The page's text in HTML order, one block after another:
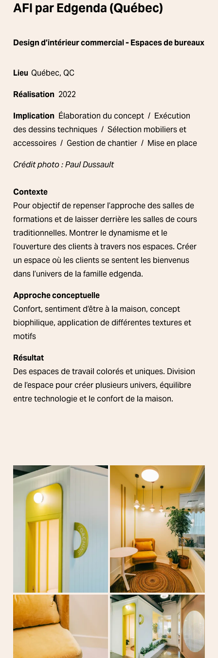
AFI par Edgenda (Québec)
Design d’intérieur commercial - Espaces de bureaux
Lieu Québec, QC
Réalisation
  2022
Implication Élaboration du concept  /  Exécution
des dessins techniques  /  Sélection mobiliers et
accessoires  /  Gestion de chantier  /  Mise en place
Crédit photo : Paul Dussault
Contexte
Pour objectif de repenser l’approche des salles de
formations et de laisser derrière les salles de cours
traditionnelles. Montrer le dynamisme et le
l’ouverture des clients à travers nos espaces. Créer
un espace où les clients se sentent les bienvenus
dans l’univers de la famille edgenda.
Approche conceptuelle
Confort, sentiment d’être à la maison, concept
biophilique, application de différentes textures et
motifs
Résultat
Des espaces de travail colorés et uniques. Division
de l’espace pour créer plusieurs univers, équilibre
entre technologie et le confort de la maison.